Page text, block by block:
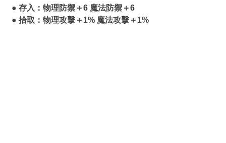
● 存入：物理防禦＋6 魔法防禦＋6
● 拾取：物理攻擊＋1% 魔法攻擊＋1%